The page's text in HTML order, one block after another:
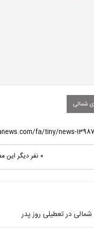
شمالی
۰ نفر دیگر این
در تعطیلی روز پدر